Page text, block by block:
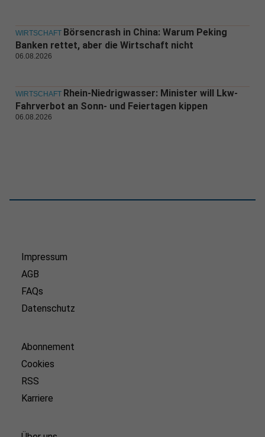
WIRTSCHAFT Börsencrash in China: Warum Peking
Banken rettet, aber die Wirtschaft nicht
06.08.2026
WIRTSCHAFT Rhein-Niedrigwasser: Minister will Lkw-
Fahrverbot an Sonn- und Feiertagen kippen
06.08.2026
Impressum
AGB
FAQs
Datenschutz
Abonnement
Cookies
RSS
Karriere